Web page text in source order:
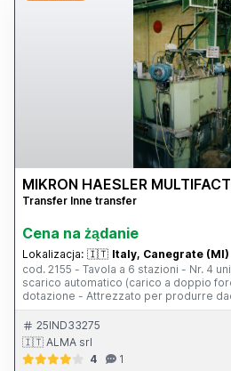
MIKRON HAESLER
Transfer Inne transfer
Cena na żądanie
Lokalizacja: 🇮🇹 Italy, Canegrate (MI)
cod. 2155 - Tavola a 6 stazioni - Nr. 4
scarico automatico (carico a doppio
dotazione - Attrezzato per produrre
25IND33275
🇮🇹 ALMA srl
4
1